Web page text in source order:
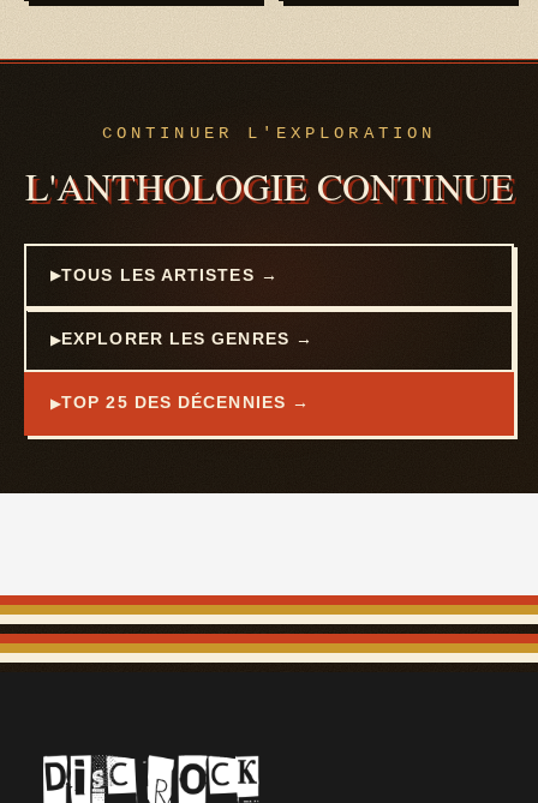
CONTINUER L'EXPLORATION
L'ANTHOLOGIE CONTINUE
TOUS LES ARTISTES →
EXPLORER LES GENRES →
TOP 25 DES DÉCENNIES →